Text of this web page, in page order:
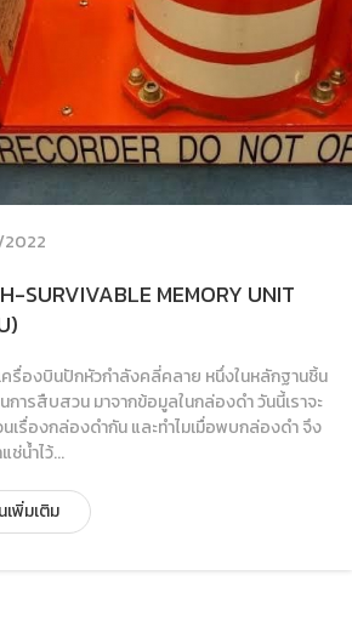
SURVIVABLE MEMORY UNIT
ครื่องบินปักหัวกำลังคลี่คลาย หนึ่งในหลักฐานชิ้น
ารสืบสวน มาจากข้อมูลในกล่องดำ วันนี้เราจะ
เรื่องกล่องดำกัน และทำไมเมื่อพบกล่องดำ จึง
ช่น้ำไว้...
เพิ่มเติม